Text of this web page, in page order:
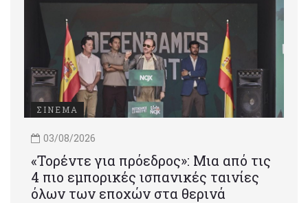
ΣΙΝΕΜΑ
03/08/2026
«Τορέντε για πρόεδρος»: Mια από τις
4 πιο εμπορικές ισπανικές ταινίες
όλων των εποχών στα θερινά